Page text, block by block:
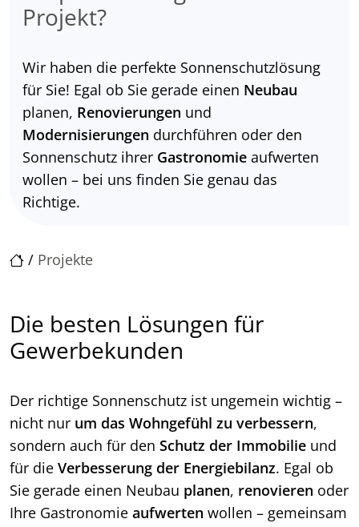
/ Projekte
Projekt?
Wir haben die perfekte Sonnenschutzlösung
für Sie! Egal ob Sie gerade einen Neubau
planen, Renovierungen und
Modernisierungen durchführen oder den
Sonnenschutz ihrer Gastronomie aufwerten
wollen – bei uns finden Sie genau das
Richtige.
Die besten Lösungen für
Gewerbekunden
Der richtige Sonnenschutz ist ungemein wichtig –
nicht nur um das Wohngefühl zu verbessern,
sondern auch für den Schutz der Immobilie und
für die Verbesserung der Energiebilanz. Egal ob
Sie gerade einen Neubau planen, renovieren oder
Ihre Gastronomie aufwerten wollen – gemeinsam